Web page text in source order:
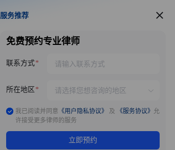
服务推荐
服务推荐
免费预约专业律师
联系方式
所在地区
我已阅读并同意 《用户隐私协议》 及 《服务协议》 允
许接受更多律师的服务
立即预约